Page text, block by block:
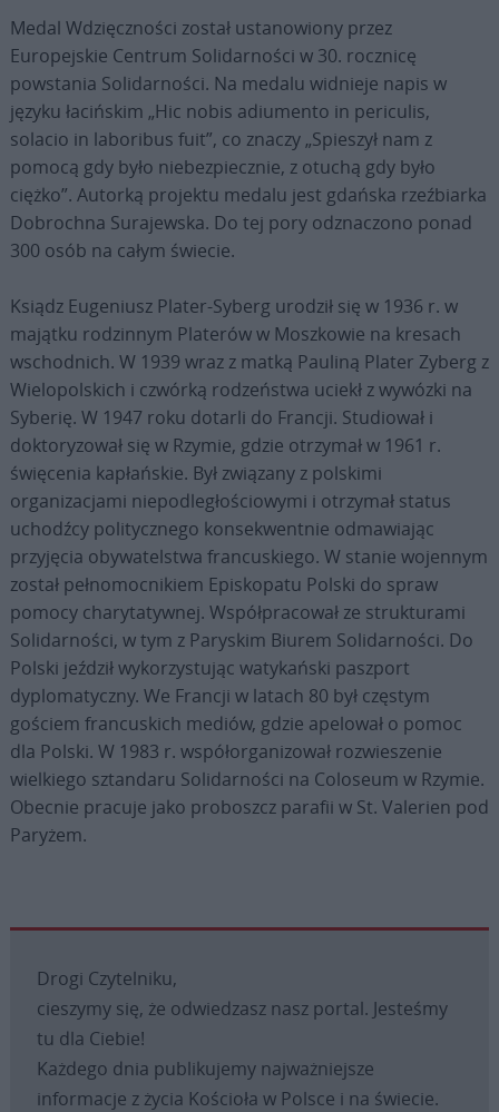
Medal Wdzięczności został ustanowiony przez
Europejskie Centrum Solidarności w 30. rocznicę
powstania Solidarności. Na medalu widnieje napis w
języku łacińskim „Hic nobis adiumento in periculis,
solacio in laboribus fuit”, co znaczy „Spieszył nam z
pomocą gdy było niebezpiecznie, z otuchą gdy było
ciężko”. Autorką projektu medalu jest gdańska rzeźbiarka
Dobrochna Surajewska. Do tej pory odznaczono ponad
300 osób na całym świecie.
Ksiądz Eugeniusz Plater-Syberg urodził się w 1936 r. w
majątku rodzinnym Platerów w Moszkowie na kresach
wschodnich. W 1939 wraz z matką Pauliną Plater Zyberg z
Wielopolskich i czwórką rodzeństwa uciekł z wywózki na
Syberię. W 1947 roku dotarli do Francji. Studiował i
doktoryzował się w Rzymie, gdzie otrzymał w 1961 r.
święcenia kapłańskie. Był związany z polskimi
organizacjami niepodległościowymi i otrzymał status
uchodźcy politycznego konsekwentnie odmawiając
przyjęcia obywatelstwa francuskiego. W stanie wojennym
został pełnomocnikiem Episkopatu Polski do spraw
pomocy charytatywnej. Współpracował ze strukturami
Solidarności, w tym z Paryskim Biurem Solidarności. Do
Polski jeździł wykorzystując watykański paszport
dyplomatyczny. We Francji w latach 80 był częstym
gościem francuskich mediów, gdzie apelował o pomoc
dla Polski. W 1983 r. współorganizował rozwieszenie
wielkiego sztandaru Solidarności na Coloseum w Rzymie.
Obecnie pracuje jako proboszcz parafii w St. Valerien pod
Paryżem.
Drogi Czytelniku,
cieszymy się, że odwiedzasz nasz portal. Jesteśmy
tu dla Ciebie!
Każdego dnia publikujemy najważniejsze
informacje z życia Kościoła w Polsce i na świecie.